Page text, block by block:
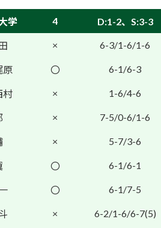
学 4 D:1-2、S:3-3
× 6-3/1-6/1-6
原 〇 6-1/6-3
村 × 1-6/4-6
× 7-5/0-6/1-6
× 5-7/3-6
〇 6-1/6-1
〇 6-1/7-5
× 6-2/1-6/6-7(5)